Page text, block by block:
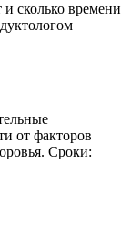
сколько времени
от факторов
Сроки: